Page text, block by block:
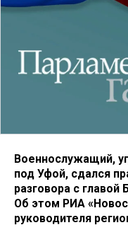
Военнослужащий,
под Уфой, сдался
разговора с
Об этом РИА
руководителя